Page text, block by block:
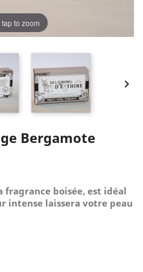
to zoom

Bergamote
fragrance boisée, est idéal
intense laissera votre peau